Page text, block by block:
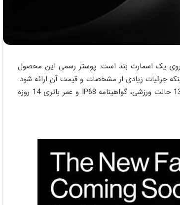
روی یک اسمارت بند است. پوستر رسمی این محصول
به صفحه نمایش رنگی 1.1 اینچی امولد، 13 حالت ورزشی، گواهینامه IP68 و عمر باتری 14 روزه